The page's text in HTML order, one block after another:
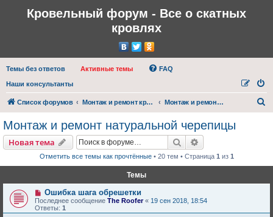
Кровельный форум - Все о скатных
кровлях
Темы без ответов Активные темы FAQ
Наши консультанты
Список форумов Монтаж и ремонт кровли Монтаж и ремонт натуральной черепицы
Монтаж и ремонт натуральной черепицы
Новая тема Поиск
Отметить все темы как прочтённые• 20 тем • Страница 1 из 1
Темы
Ошибка шага обрешетки
Последнее сообщение The Roofer« 19 сен 2018, 18:54
Ответы: 1